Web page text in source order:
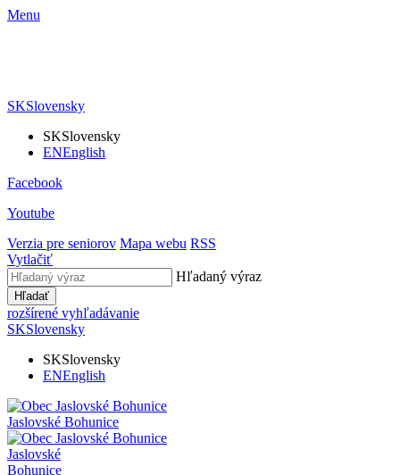
Menu
SKSlovensky
SKSlovensky
ENEnglish
Facebook
Youtube
Verzia pre seniorov Mapa webu RSS
Vytlačiť
Hľadaný výraz
Hľadať
rozšírené vyhľadávanie
SKSlovensky
SKSlovensky
ENEnglish
Jaslovské Bohunice
Jaslovské
Bohunice